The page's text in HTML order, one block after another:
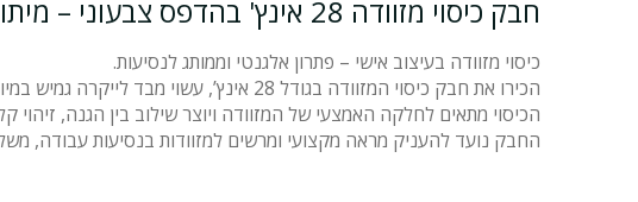
חבק כיסוי מזוודה 28 אינץ' בהדפס צבעוני – מיתוג חכם ונראות ייחודית בנסיעות
כיסוי מזוודה בעיצוב אישי – פתרון אלגנטי וממותג לנסיעות.
הכירו את חבק כיסוי המזוודה בגודל 28 אינץ’, עשוי מבד לייקרה גמיש במיוחד, עם הדפס צבעוני בהתאמה אישית.
הכיסוי מתאים לחלקה האמצעי של המזוודה ויוצר שילוב בין הגנה, זיהוי
החבק נועד להעניק מראה מקצועי ומרשים למזוודות בנסיעות עבודה,